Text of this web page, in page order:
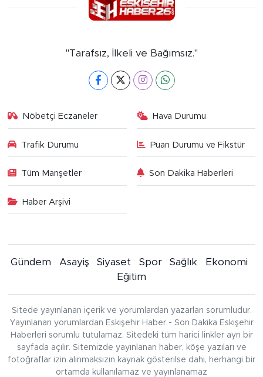
"Tarafsız, İlkeli ve Bağımsız."
Nöbetçi Eczaneler Hava Durumu
Trafik Durumu Puan Durumu ve Fikstür
Tüm Manşetler Son Dakika Haberleri
Haber Arşivi
Gündem Asayiş Siyaset Spor Sağlık
Ekonomi
Eğitim
Sitede yayınlanan içerik ve yorumlardan yazarları sorumludur.
Yayınlanan yorumlardan Eskişehir Haber - Son Dakika Eskişehir
Haberleri sorumlu tutulamaz. Sitedeki tüm harici linkler ayrı bir
sayfada açılır. Sitemizde yayınlanan haber, köşe yazıları ve
fotoğraflar izin alınmaksızın kaynak gösterilse dahi, herhangi bir
ortamda kullanılamaz ve yayınlanamaz